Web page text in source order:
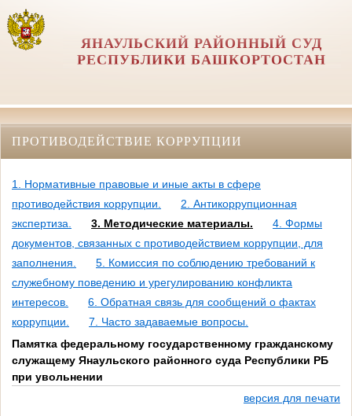
ЯНАУЛЬСКИЙ РАЙОННЫЙ СУД
РЕСПУБЛИКИ БАШКОРТОСТАН
ПРОТИВОДЕЙСТВИЕ КОРРУПЦИИ
1. Нормативные правовые и иные акты в сфере
противодействия коррупции.
2. Антикоррупционная
экспертиза.
3. Методические материалы.
4. Формы
документов, связанных с противодействием коррупции, для
заполнения.
5. Комиссия по соблюдению требований к
служебному поведению и урегулированию конфликта
интересов.
6. Обратная связь для сообщений о фактах
коррупции.
7. Часто задаваемые вопросы.
Памятка федеральному государственному гражданскому
служащему Янаульского районного суда Республики РБ
при увольнении
версия для печати